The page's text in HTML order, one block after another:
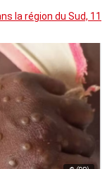
la région du Sud, 11